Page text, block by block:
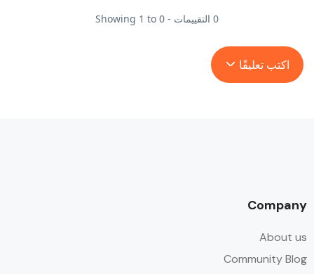
0 التقييمات - Showing 1 to 0
اكتب تعليقًا
Company
About us
Community Blog